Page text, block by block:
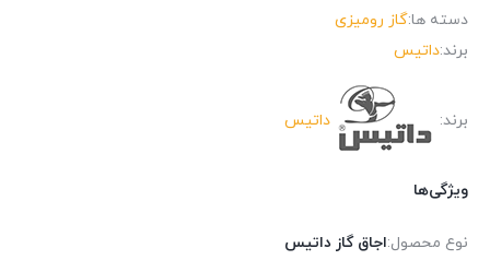
دسته ها:گاز رومیزی
برند:داتیس
برند: داتیس
ویژگی‌ها
نوع محصول:اجاق گاز داتیس